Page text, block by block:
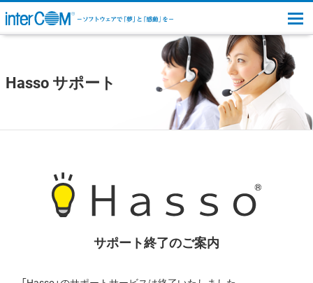
Hasso サポート
サポート終了のご案内